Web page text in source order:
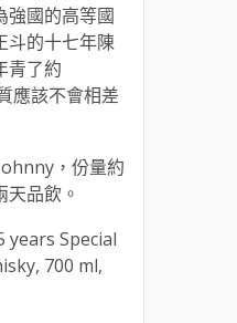
強國的高等國
斗的十七年陳
青了約
應該不會相差
，份量約
天品飲。
years Special
700 ml,